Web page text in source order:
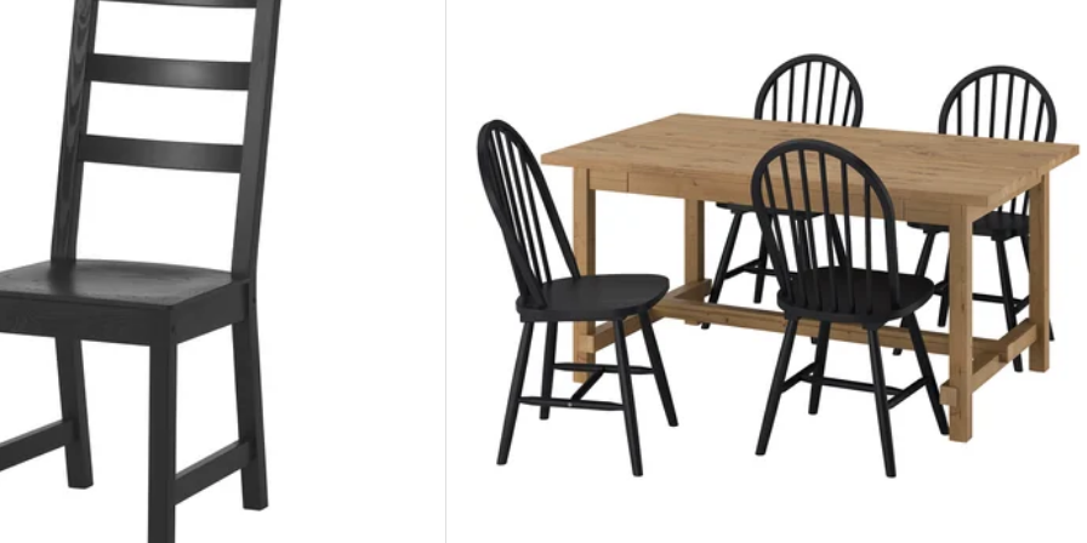
Galds un 4 krēsli, tumšbrūns beicēts dižskāb. finieris/tumši brūna beice Kilanda gaišā smilškrāsā, 130/190x80 cm
Galds un 4 krēsli, baltā krāsā/baltā krāsā Tibbleby smilšpelēkā krāsā, 130/190x80 cm